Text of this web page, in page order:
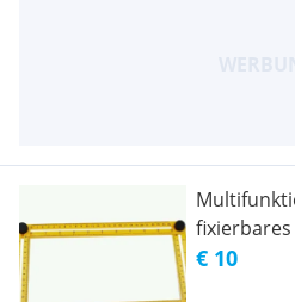
fixierbares
für
€ 10